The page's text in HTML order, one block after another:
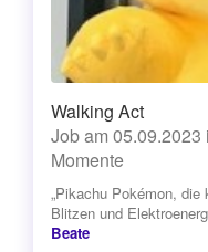
Walking Act
Job am
Momente
„Pikachu Pokémon,
Blitzen und
Beate